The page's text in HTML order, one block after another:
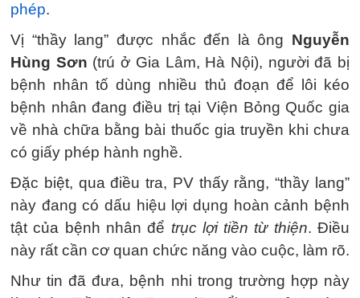
phép.
Vị “thầy lang” được nhắc đến là ông Nguyễn
Hùng Sơn (trú ở Gia Lâm, Hà Nội), người đã bị
bệnh nhân tố dùng nhiều thủ đoạn để lôi kéo
bệnh nhân đang điều trị tại Viện Bỏng Quốc gia
về nhà chữa bằng bài thuốc gia truyền khi chưa
có giấy phép hành nghề.
Đặc biệt, qua điều tra, PV thấy rằng, “thầy lang”
này đang có dấu hiệu lợi dụng hoàn cảnh bệnh
tật của bệnh nhân để trục lợi tiền từ thiện. Điều
này rất cần cơ quan chức năng vào cuộc, làm rõ.
Như tin đã đưa, bệnh nhi trong trường hợp này